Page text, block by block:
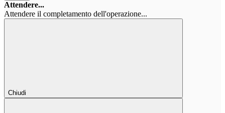
Attendere...
Attendere il completamento dell'operazione...
Chiudi